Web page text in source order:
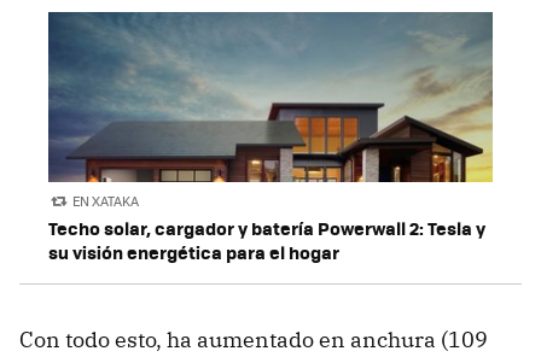
EN XATAKA
Techo solar, cargador y batería Powerwall 2: Tesla y
su visión energética para el hogar
Con todo esto, ha aumentado en anchura (109